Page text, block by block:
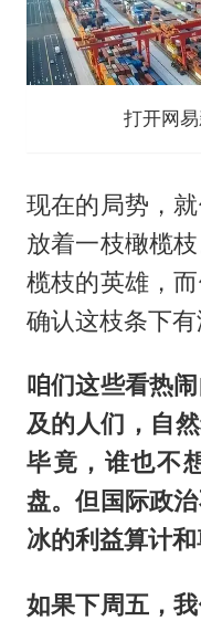
打开网
现在的局势，
放着一枝橄榄
榄枝的英雄，
确认这枝条下有
咱们这些看热
及的人们，自
毕竟，谁也不
盘。但国际政
冰的利益算计和
如果下周五，